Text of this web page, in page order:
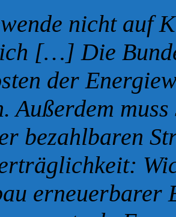
nicht auf
[…] Die
der
Außerdem
bezahlbaren
erneuerbarer